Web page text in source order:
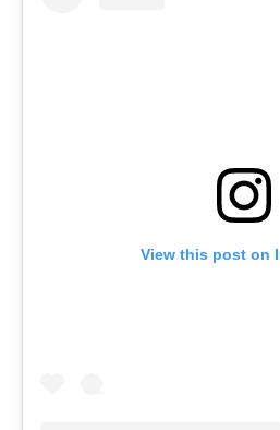
View this post on